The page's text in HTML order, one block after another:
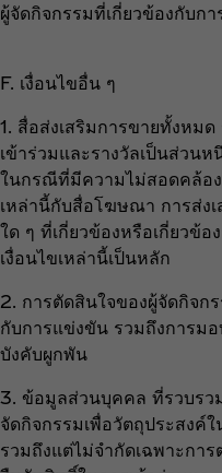
ผู้จัดกิจกรรมที่เกี่ยวข้องกับก
F. เงื่อนไขอื่น ๆ
1. สื่อส่งเสริมการขายทั้งหมด
เข้าร่วมและรางวัลเป็นส่วน
ในกรณีที่มีความไม่สอดคล้อ
เหล่านี้กับสื่อโฆษณา การส่ง
ใด ๆ ที่เกี่ยวข้องหรือเกี่ยวข้
เงื่อนไขเหล่านี้เป็นหลัก
2. การตัดสินใจของผู้จัดกิจก
กับการแข่งขัน รวมถึงการม
บังคับผูกพัน
3. ข้อมูลส่วนบุคคล ที่รวบรว
จัดกิจกรรมเพื่อวัตถุประสงค์
รวมถึงแต่ไม่จำกัดเฉพาะกา